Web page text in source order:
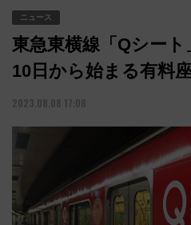
ニュース
東急東横線「Qシー
10日から始まる有料
2023.08.08 17:08